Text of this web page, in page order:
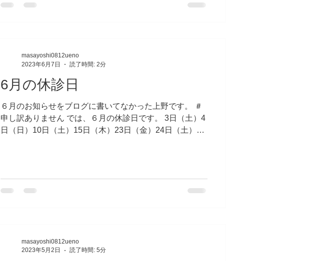
6月の休診日
６月のお知らせをブログに書いてなかった上野です。 ＃
申し訳ありません では、６月の休診日です。 3日（土）4
日（日）10日（土）15日（木）23日（金）24日（土）に
masayoshi0812ueno
2023年6月7日
読了時間: 2分
masayoshi0812ueno
2023年5月2日
読了時間: 5分